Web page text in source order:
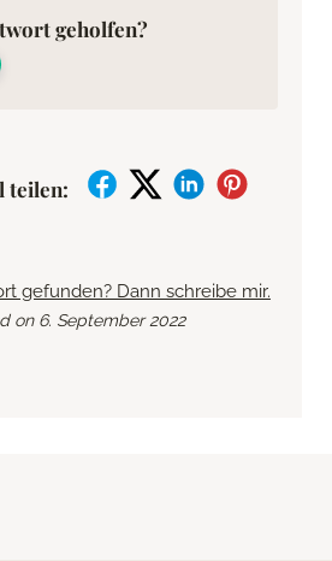
geholfen?
teilen:
gefunden? Dann schreibe mir.
on 6. September 2022